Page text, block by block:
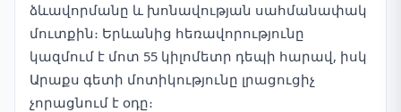
ձևավորմանը և խոնավության սահմանափակ
մուտքին։ Երևանից հեռավորությունը
կազմում է մոտ 55 կիլոմետր դեպի հարավ, իսկ
Արաքս գետի մոտիկությունը լրացուցիչ
չորացնում է օդը։